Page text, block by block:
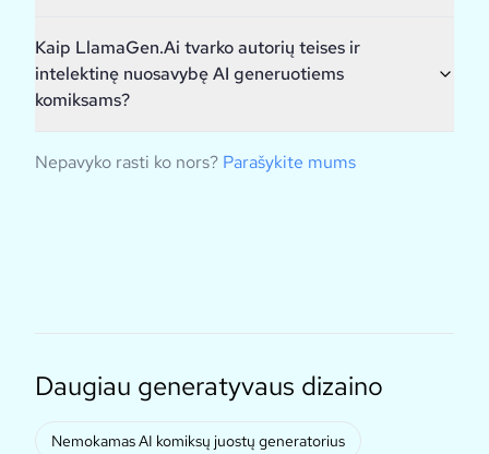
Kaip LlamaGen.Ai tvarko autorių teises ir
intelektinę nuosavybę AI generuotiems
komiksams?
Nepavyko rasti ko nors? Parašykite mums
Daugiau generatyvaus dizaino
Nemokamas AI komiksų juostų generatorius